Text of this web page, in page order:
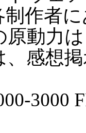
作者
原動力
、感想
3000